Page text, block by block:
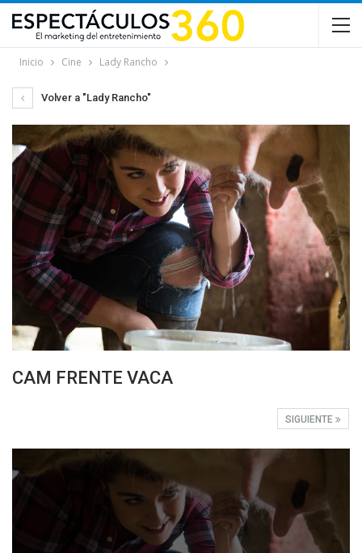
Inicio Cine Lady Rancho
Volver a "Lady Rancho"
CAM FRENTE VACA
SIGUIENTE